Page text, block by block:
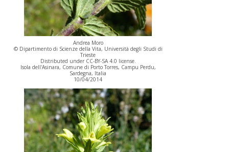
Andrea Moro
© Dipartimento di Scienze della Vita, Università degli Studi di
Trieste
Distributed under CC-BY-SA 4.0 license.
Isola dell'Asinara, Comune di Porto Torres, Campu Perdu,
Sardegna, Italia
10/04/2014